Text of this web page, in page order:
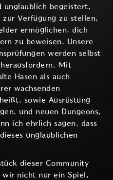
unglaublich begeistert,
Verfügung zu stellen,
ermöglichen, dich
zu beweisen. Unsere
werden selbst
Mit
Hasen als auch
wachsenden
sowie Ausrüstung
und neuen Dungeons,
ich ehrlich sagen, dass
unglaublichen
dieser Community
wir nicht nur ein Spiel,